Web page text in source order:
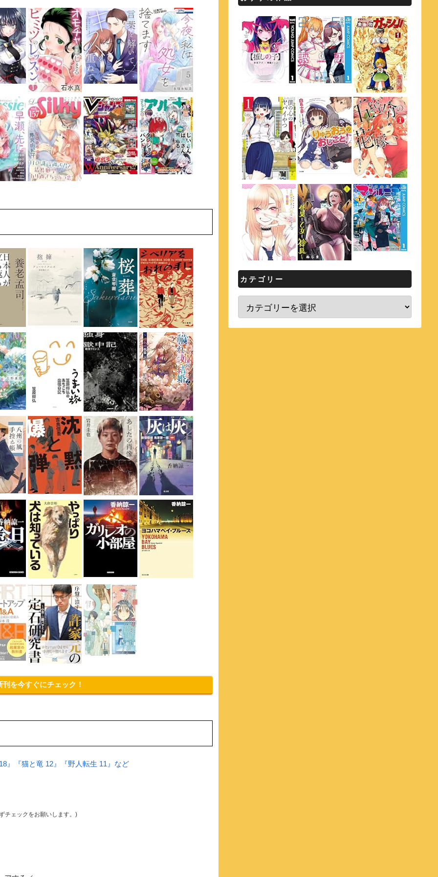
を今すぐにチェック！
』『猫と竜 12』『野人転生 11』など
チェックをお願いします。)
カテゴリー